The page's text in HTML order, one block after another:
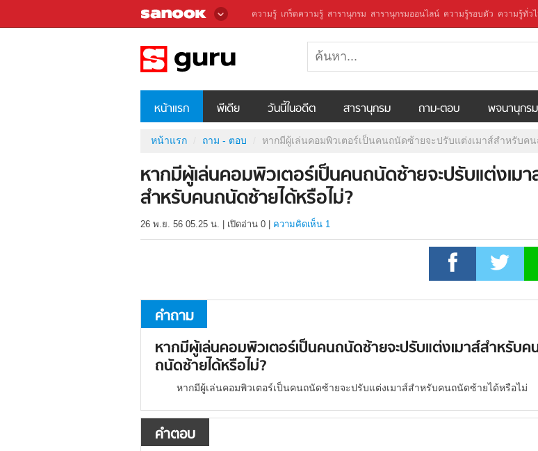
ความรู้ เกร็ดความรู้ สารานุกรม สารานุกรมออนไลน์ ความรู้รอบตัว ความรู้ทั่ว
หน้าแรก พีเดีย วันนี้ในอดีต สารานุกรม ถาม-ตอบ พจนานุกรม
หน้าแรก ถาม - ตอบ หากมีผู้เล่นคอมพิวเตอร์เป็นคนถนัดซ้ายจะปรับแต่งเมาส์สำหรับค
หากมีผู้เล่นคอมพิวเตอร์เป็นคนถนัดซ้ายจะปรับแต่งเม
สำหรับคนถนัดซ้ายได้หรือไม่?
26 พ.ย. 56 05.25 น. เปิดอ่าน 0 ความคิดเห็น 1
คำถาม
หากมีผู้เล่นคอมพิวเตอร์เป็นคนถนัดซ้ายจะปรับแต่งเมาส์สำหรับค
ถนัดซ้ายได้หรือไม่?
หากมีผู้เล่นคอมพิวเตอร์เป็นคนถนัดซ้ายจะปรับแต่งเมาส์สำหรับคนถนัดซ้ายได้หรือไม่
คำตอบ